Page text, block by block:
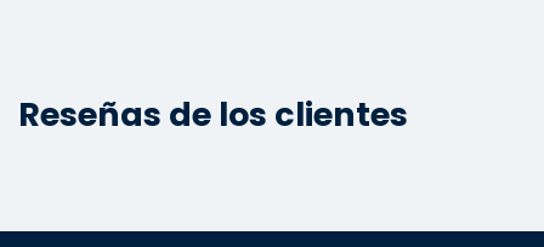
Reseñas de los clientes